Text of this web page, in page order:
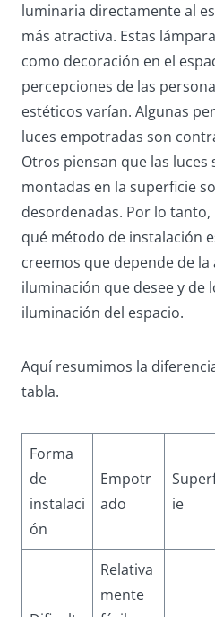
luminaria directamente al
más atractiva. Estas
como decoración en el
percepciones de las
estéticos varían. Algunas
luces empotradas son
Otros piensan que las luces
montadas en la superficie
desordenadas. Por lo
qué método de instalación
creemos que depende de
iluminación que desee y de
iluminación del espacio.
Aquí resumimos la
tabla.
Forma
de
instalaci
ón
Empotr
ado
ie
Relativa
mente